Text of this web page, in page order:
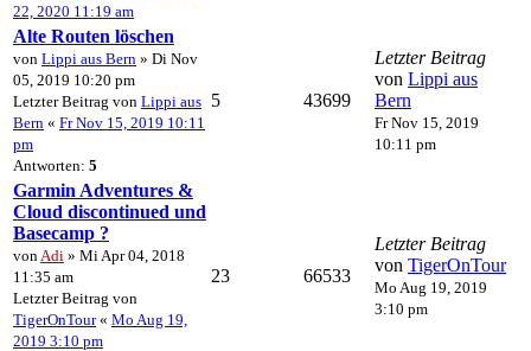
22, 2020 11:19 am
Alte Routen löschen
von Lippi aus Bern » Di Nov
05, 2019 10:20 pm
Letzter Beitrag von Lippi aus
Bern « Fr Nov 15, 2019 10:11
pm
Antworten: 5
5 43699
Letzter Beitrag
von Lippi aus
Bern
Fr Nov 15, 2019
10:11 pm
Garmin Adventures &
Cloud discontinued und
Basecamp ?
von Adi » Mi Apr 04, 2018
11:35 am
Letzter Beitrag von
TigerOnTour« Mo Aug 19,
2019 3:10 pm
23 66533
Letzter Beitrag
von TigerOnTour
Mo Aug 19, 2019
3:10 pm